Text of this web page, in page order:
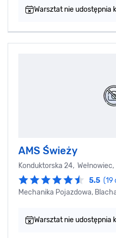
Warsztat nie udostępnia
AMS Świeży
Konduktorska 24, Wełnowiec,
5.5 (19
Mechanika Pojazdowa,
Warsztat nie udostępnia